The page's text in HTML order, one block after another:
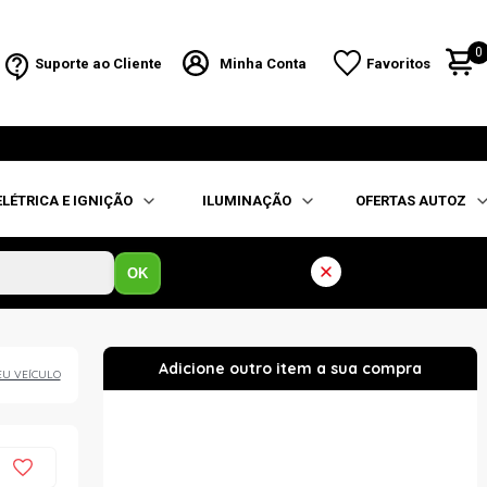
Suporte ao Cliente Minha Conta Favoritos
0
E IGNIÇÃO ILUMINAÇÃO OFERTAS AUTOZ
OK
VEÍCULO